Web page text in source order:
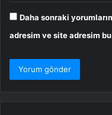
Daha sonraki
adresim ve site adresim